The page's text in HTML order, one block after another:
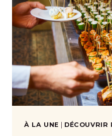
À LA UNE DÉCOUVRIR